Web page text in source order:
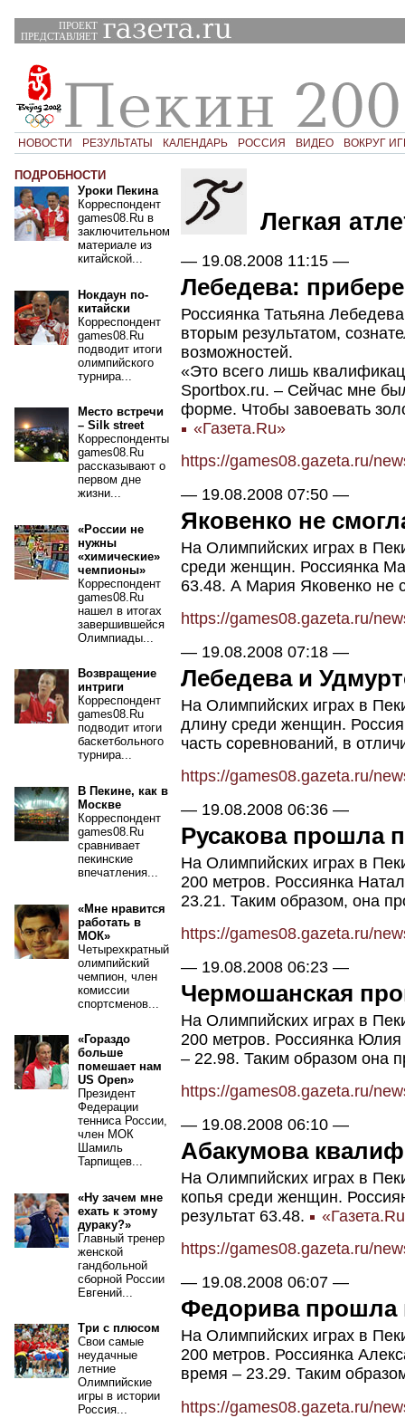
ПРОЕКТ
ПРЕДСТАВЛЯЕТ
НОВОСТИ РЕЗУЛЬТАТЫ КАЛЕНДАРЬ РОССИЯ ВИДЕО ВОКРУГ
ПОДРОБНОСТИ
Уроки Пекина
Корреспондент
games08.Ru в
заключительном
материале из
китайской...
Нокдаун по-
китайски
Корреспондент
games08.Ru
подводит итоги
олимпийского
турнира...
Место встречи
– Silk street
Корреспонденты
games08.Ru
рассказывают о
первом дне
жизни...
«России не
нужны
«химические»
чемпионы»
Корреспондент
games08.Ru
нашел в итогах
завершившейся
Олимпиады...
Возвращение
интриги
Корреспондент
games08.Ru
подводит итоги
баскетбольного
турнира...
В Пекине, как в
Москве
Корреспондент
games08.Ru
сравнивает
пекинские
впечатления...
«Мне нравится
работать в
МОК»
Четырехкратный
олимпийский
чемпион, член
комиссии
спортсменов...
«Гораздо
больше
помешает нам
US Open»
Президент
Федерации
тенниса России,
член МОК
Шамиль
Тарпищев...
«Ну зачем мне
ехать к этому
дураку?»
Главный тренер
женской
гандбольной
сборной России
Евгений...
Три с плюсом
Свои самые
неудачные
летние
Олимпийские
игры в истории
Россия...
Легкая
— 19.08.2008 11:15 —
Лебедева:
Россиянка Татьяна
вторым результатом,
возможностей.
«Это всего лишь
Sportbox.ru. – Сейчас мне
форме. Чтобы завоевать
«Газета.Ru»
https://games08.gazeta.ru/
— 19.08.2008 07:50 —
Яковенко не
На Олимпийских играх в
среди женщин. Россиянка
63.48. А Мария Яковенко не
https://games08.gazeta.ru/
— 19.08.2008 07:18 —
Лебедева и
На Олимпийских играх в
длину среди женщин.
часть соревнований, в
https://games08.gazeta.ru/
— 19.08.2008 06:36 —
Русакова прошла
На Олимпийских играх в
200 метров. Россиянка
23.21. Таким образом, она
https://games08.gazeta.ru/
— 19.08.2008 06:23 —
Чермошанская
На Олимпийских играх в
200 метров. Россиянка
– 22.98. Таким образом она
https://games08.gazeta.ru/
— 19.08.2008 06:10 —
Абакумова
На Олимпийских играх в
копья среди женщин.
результат 63.48.
https://games08.gazeta.ru/
— 19.08.2008 06:07 —
Федорива прошла
На Олимпийских играх в
200 метров. Россиянка
время – 23.29. Таким
https://games08.gazeta.ru/